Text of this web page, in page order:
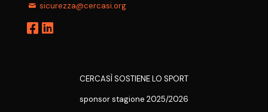
sicurezza@cercasi.org
CERCASÌ SOSTIENE LO SPORT
sponsor stagione 2025/2026